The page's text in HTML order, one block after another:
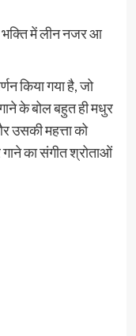
भक्ति में लीन नजर आ
किया गया है, जो
के बोल बहुत ही मधुर
उसकी महत्ता को
का संगीत श्रोताओं